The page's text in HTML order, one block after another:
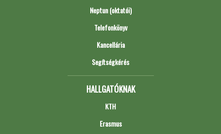
Neptun (oktatói)
Telefonkönyv
Kancellária
Segítségkérés
HALLGATÓKNAK
KTH
Erasmus